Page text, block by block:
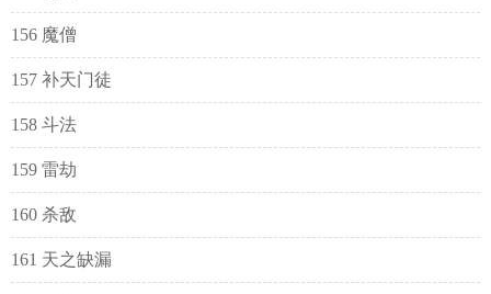
156 魔僧
157 补天门徒
158 斗法
159 雷劫
160 杀敌
161 天之缺漏